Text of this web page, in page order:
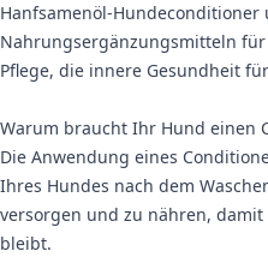
Hanfsamenöl-Hundeconditioner
Nahrungsergänzungsmitteln
Pflege, die innere Gesundheit
Warum braucht Ihr Hund einen
Die Anwendung eines
Ihres Hundes nach dem
versorgen und zu nähren,
bleibt.